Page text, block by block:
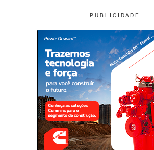
P U B L I C I D A D E